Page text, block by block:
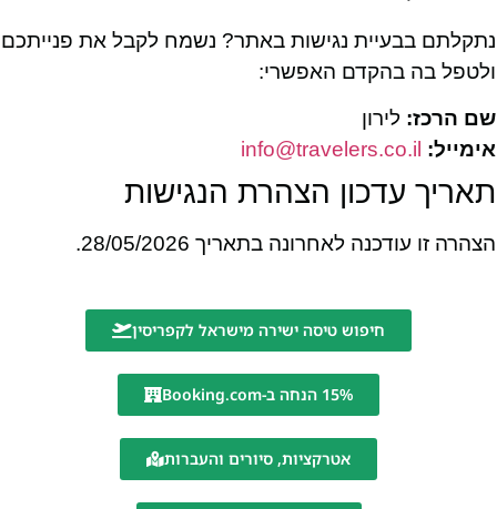
נתקלתם בבעיית נגישות באתר? נשמח לקבל את פנייתכם
ולטפל בה בהקדם האפשרי:
שם הרכז: לירון
אימייל: info@travelers.co.il
תאריך עדכון הצהרת הנגישות
הצהרה זו עודכנה לאחרונה בתאריך 28/05/2026.
חיפוש טיסה ישירה מישראל לקפריסין
15% הנחה ב-Booking.com
אטרקציות, סיורים והעברות